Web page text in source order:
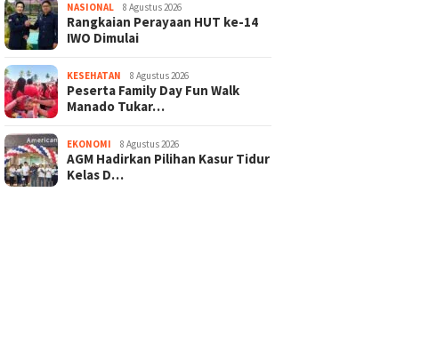
NASIONAL 8 Agustus 2026
Rangkaian Perayaan HUT ke-14
IWO Dimulai
KESEHATAN 8 Agustus 2026
Peserta Family Day Fun Walk
Manado Tukar…
EKONOMI 8 Agustus 2026
AGM Hadirkan Pilihan Kasur Tidur
Kelas D…